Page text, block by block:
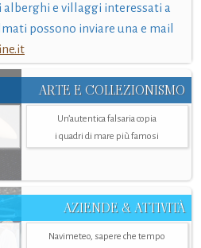
e villaggi interessati a
possono inviare una e mail
ARTE E COLLEZIONISMO
Un’autentica falsaria copia
i quadri di mare più famosi
AZIENDE & ATTIVITÀ
Navimeteo, sapere che tempo